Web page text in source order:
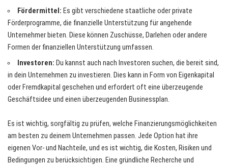
Fördermittel: Es gibt verschiedene staatliche oder private
Förderprogramme, die finanzielle Unterstützung für angehende
Unternehmer bieten. Diese können Zuschüsse, Darlehen oder andere
Formen der finanziellen Unterstützung umfassen.
Investoren: Du kannst auch nach Investoren suchen, die bereit sind,
in dein Unternehmen zu investieren. Dies kann in Form von Eigenkapital
oder Fremdkapital geschehen und erfordert oft eine überzeugende
Geschäftsidee und einen überzeugenden Businessplan.
Es ist wichtig, sorgfältig zu prüfen, welche Finanzierungsmöglichkeiten
am besten zu deinem Unternehmen passen. Jede Option hat ihre
eigenen Vor- und Nachteile, und es ist wichtig, die Kosten, Risiken und
Bedingungen zu berücksichtigen. Eine gründliche Recherche und